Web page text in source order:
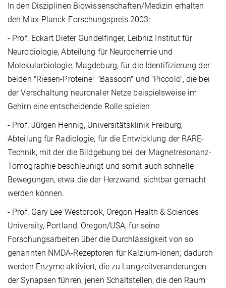
In den Disziplinen Biowissenschaften/Medizin erhalten
den Max-Planck-Forschungspreis 2003:
- Prof. Eckart Dieter Gundelfinger, Leibniz Institut für
Neurobiologie, Abteilung für Neurochemie und
Molekularbiologie, Magdeburg, für die Identifizierung der
beiden "Riesen-Proteine" "Bassoon" und "Piccolo", die bei
der Verschaltung neuronaler Netze beispielsweise im
Gehirn eine entscheidende Rolle spielen
- Prof. Jürgen Hennig, Universitätsklinik Freiburg,
Abteilung für Radiologie, für die Entwicklung der RARE-
Technik, mit der die Bildgebung bei der Magnetresonanz-
Tomographie beschleunigt und somit auch schnelle
Bewegungen, etwa die der Herzwand, sichtbar gemacht
werden können.
- Prof. Gary Lee Westbrook, Oregon Health & Sciences
University, Portland, Oregon/USA, für seine
Forschungsarbeiten über die Durchlässigkeit von so
genannten NMDA-Rezeptoren für Kalzium-Ionen; dadurch
werden Enzyme aktiviert, die zu Langzeitveränderungen
der Synapsen führen, jenen Schaltstellen, die den Raum